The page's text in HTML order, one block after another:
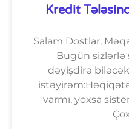
Kredit
Salam Dostlar,
Bugün sizlərlə
dəyişdirə
varmı, yoxsa